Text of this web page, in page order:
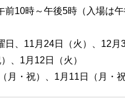
前10時～午後5時（入場は
日、11月24日（火）、12月
、1月12日（火）
月・祝）、1月11日（月・